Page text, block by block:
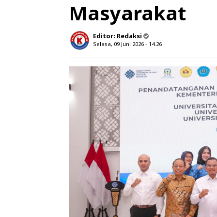
Masyarakat
Editor: Redaksi
Selasa, 09 Juni 2026 - 14.26